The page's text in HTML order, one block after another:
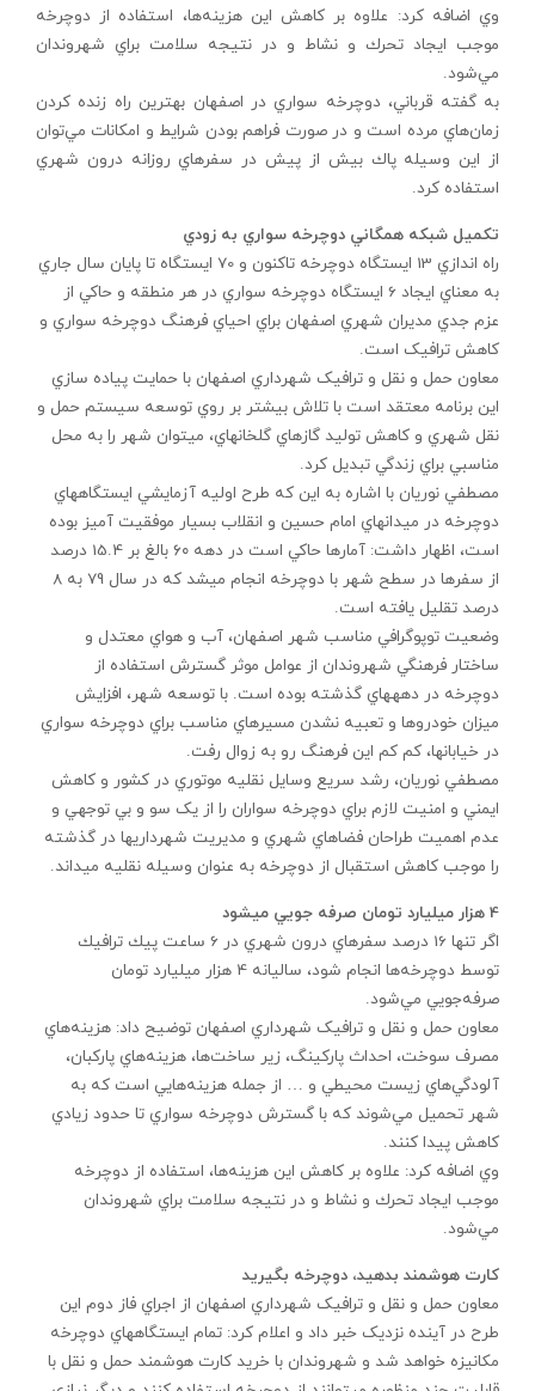
وي اضافه کرد: علاوه بر كاهش اين هزينه‌ها، استفاده از دوچرخه
موجب ايجاد تحرك و نشاط و در نتيجه سلامت براي شهروندان
مي‌شود.
به گفته قرباني، دوچرخه سواري در اصفهان بهترين راه زنده كردن
زمان‌هاي مرده است و در صورت فراهم بودن شرايط و امكانات مي‌توان
از اين وسيله پاك بيش از پيش در سفرهاي روزانه درون شهري
استفاده كرد.
تكميل شبكه همگاني دوچرخه سواري به زودي
راه اندازي 13 ايستگاه دوچرخه تاکنون و 70 ايستگاه تا پايان سال جاري
به معناي ايجاد 6 ايستگاه دوچرخه سواري در هر منطقه و حاکي از
عزم جدي مديران شهري اصفهان براي احياي فرهنگ دوچرخه سواري و
کاهش ترافيک است.
معاون حمل و نقل و ترافيک شهرداري اصفهان با حمايت پياده سازي
اين برنامه معتقد است با تلاش بيشتر بر روي توسعه سيستم حمل و
نقل شهري و كاهش توليد گازهاي گلخانه‏اي، مي‏توان شهر را به محل
مناسبي براي زندگي تبديل كرد.
مصطفي نوريان با اشاره به اين که طرح اوليه آزمايشي ايستگاه‏هاي
دوچرخه در ميدان‏هاي امام حسين و انقلاب بسيار موفقيت آميز بوده
است، اظهار داشت: آمارها حاکي است در دهه ۶۰ بالغ بر 15.4 درصد
از سفرها در سطح شهر با دوچرخه انجام مي‏شد كه در سال 79 به 8
درصد تقليل يافته است.
وضعيت توپوگرافي مناسب شهر اصفهان، آب و هواي معتدل و
ساختار فرهنگي شهروندان از عوامل موثر گسترش استفاده از
دوچرخه در دهه‏هاي گذشته بوده است. با توسعه شهر، افزايش
ميزان خودروها و تعبيه نشدن مسيرهاي مناسب براي دوچرخه سواري
در خيابان‏ها، کم کم اين فرهنگ رو به زوال رفت.
مصطفي نوريان، رشد سريع وسايل نقليه موتوري در کشور و کاهش
ايمني و امنيت لازم براي دوچرخه سواران را از يک سو و بي توجهي و
عدم اهميت طراحان فضاهاي شهري و مديريت شهرداري‏ها در گذشته
را موجب کاهش استقبال از دوچرخه به عنوان وسيله نقليه مي‏داند.
4 هزار ميليارد تومان صرفه جويي مي‏شود
اگر تنها 16 درصد سفرهاي درون شهري در 6 ساعت پيك ترافيك
توسط دوچرخه‌ها انجام شود، ساليانه 4 هزار ميليارد تومان
صرفه‌جويي مي‌شود.
معاون حمل و نقل و ترافيک شهرداري اصفهان توضيح داد: هزينه‌هاي
مصرف سوخت، احداث پاركينگ، زير ساخت‌ها، هزينه‌هاي پاركبان،
آلودگي‌هاي زيست محيطي و … از جمله هزينه‌هايي است كه به
شهر تحميل مي‌شوند كه با گسترش دوچرخه سواري تا حدود زيادي
كاهش پيدا كنند.
وي اضافه کرد: علاوه بر كاهش اين هزينه‌ها، استفاده از دوچرخه
موجب ايجاد تحرك و نشاط و در نتيجه سلامت براي شهروندان
مي‌شود.
كارت هوشمند بدهيد، دوچرخه بگيريد
معاون حمل و نقل و ترافيک شهرداري اصفهان از اجراي فاز دوم اين
طرح در آينده نزديک خبر داد و اعلام کرد: تمام ايستگاه‏هاي دوچرخه
مکانيزه خواهد شد و شهروندان با خريد کارت هوشمند حمل و نقل با